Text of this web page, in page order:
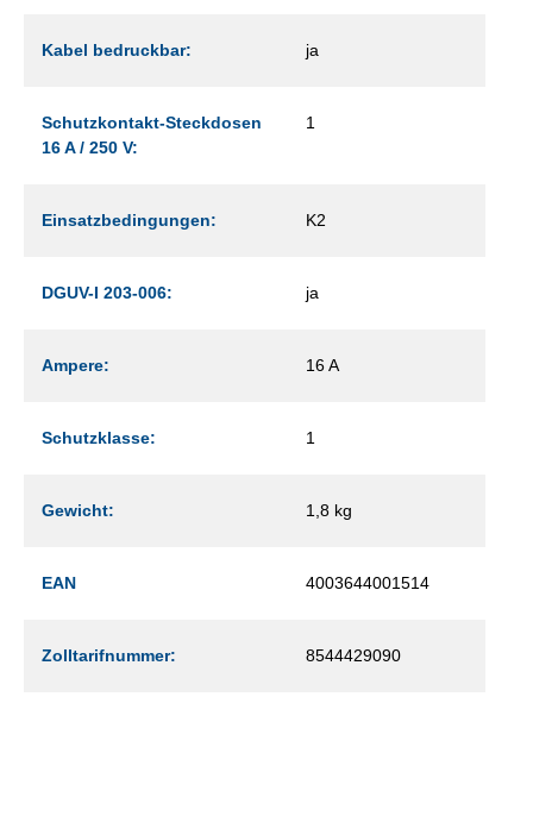
Kabel bedruckbar: ja
Schutzkontakt-Steckdosen
16 A / 250 V:
1
Einsatzbedingungen: K2
DGUV-I 203-006: ja
Ampere: 16 A
Schutzklasse: 1
Gewicht: 1,8 kg
EAN 4003644001514
Zolltarifnummer: 8544429090